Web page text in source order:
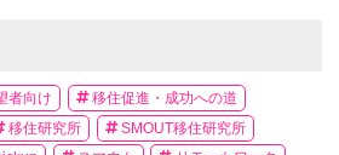
者向け
移住促進・成功への道
移住研究所
SMOUT移住研究所